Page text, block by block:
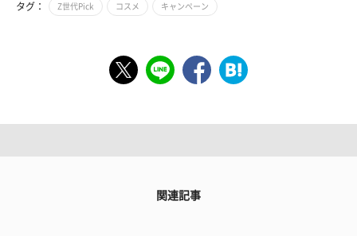
タグ： Z世代Pick コスメ キャンペーン
関連記事